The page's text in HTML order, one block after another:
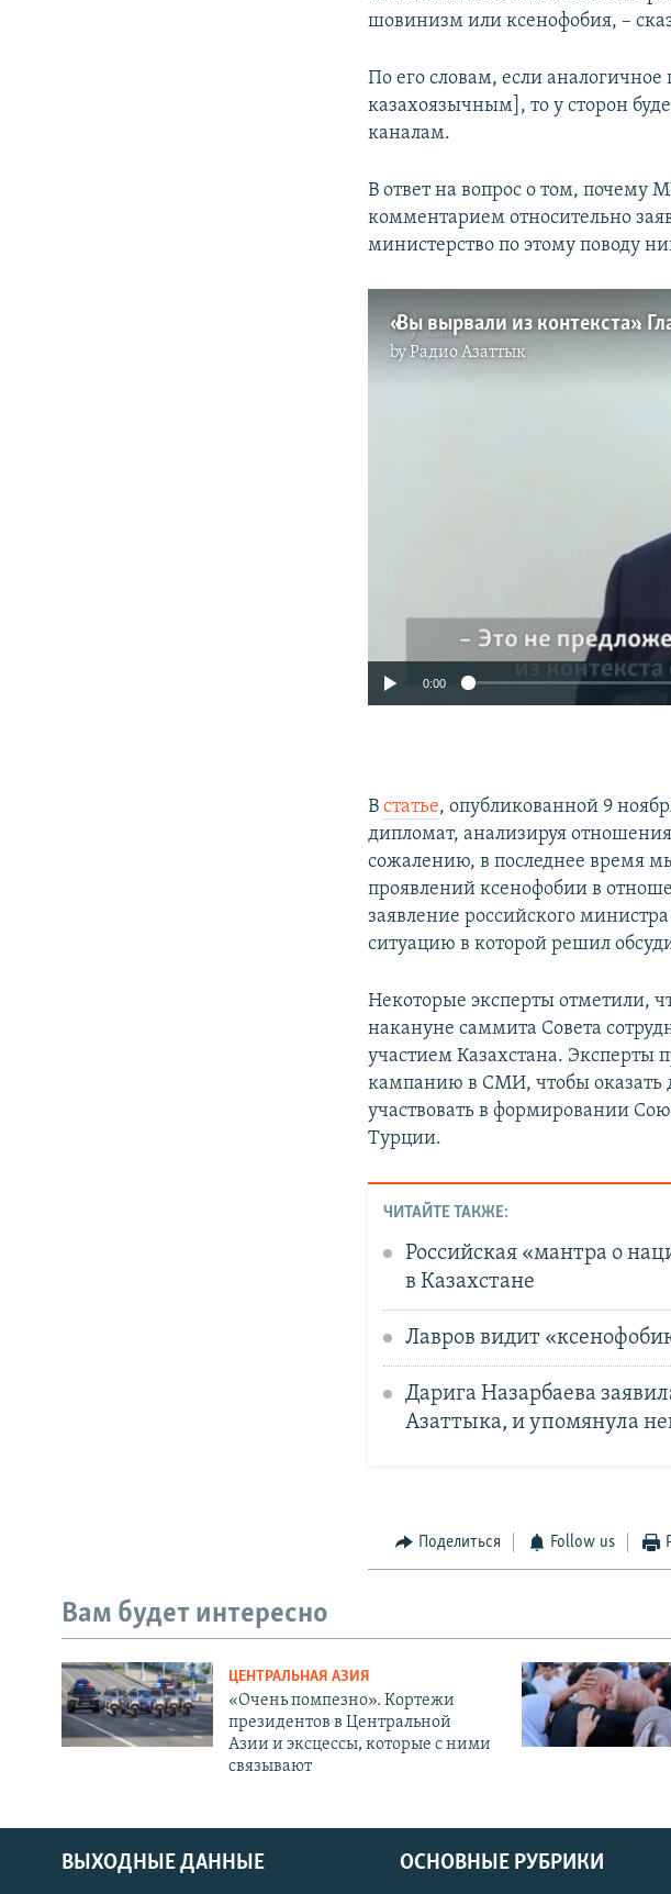
шовинизм или ксенофобия, –
По его словам, если
казахоязычным], то у сторон
каналам.
В ответ на вопрос о том, почему
комментарием относительно
министерство по этому поводу
byРадио Азаттык
No
0:00
Встатье, опубликованной 9
дипломат, анализируя
сожалению, в последнее время
проявлений ксенофобии в
заявление российского
ситуацию в которой решил
Некоторые эксперты отметили,
накануне саммита Совета
участием Казахстана. Эксперты
кампанию в СМИ, чтобы оказать
участвовать в формировании
Турции.
ЧИТАЙТЕ ТАКЖЕ:
Российская «мантра о
в Казахстане
Лавров видит
Дарига Назарбаева
Азаттыка, и упомянула
Поделиться Follow us
Вам будет интересно
ЦЕНТРАЛЬНАЯ АЗИЯ
«Очень помпезно». Кортежи
президентов в Центральной
Азии и эксцессы, которые с ними
связывают
ВЫХОДНЫЕ ДАННЫЕ ОСНОВНЫЕ РУБРИКИ